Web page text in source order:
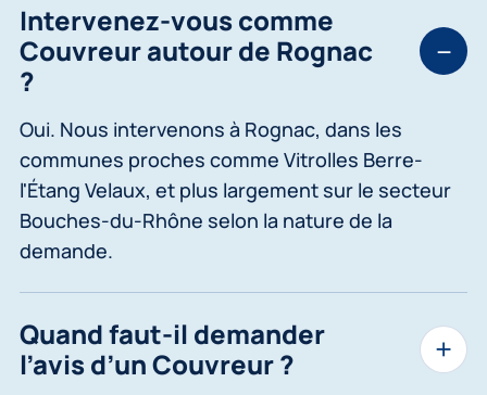
Intervenez-vous comme
Couvreur autour de Rognac
?
Oui. Nous intervenons à Rognac, dans les
communes proches comme Vitrolles Berre-
l'Étang Velaux, et plus largement sur le secteur
Bouches-du-Rhône selon la nature de la
demande.
Quand faut-il demander
l’avis d’un Couvreur ?